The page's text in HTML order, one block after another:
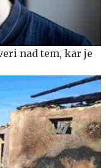
nad tem, kar je